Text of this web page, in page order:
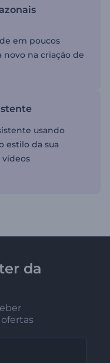
em poucos
novo na criação de
usando
estilo da sua
da